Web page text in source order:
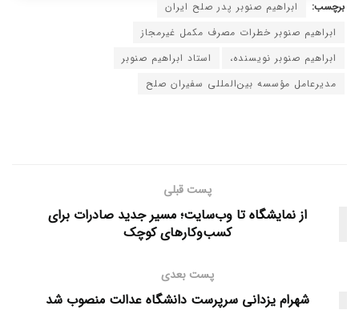
برچسب:
ابراهیم صنوبر پدر صلح ایران
ابراهیم صنوبر خطرات مصرف مکمل غیرمجاز
ابراهیم صنوبر نویسنده،
استاد ابراهیم صنوبر
مدیرعامل مؤسسه بین‌المللی سفیران صلح
پست قبلی
از نمایشگاه تا وب‌سایت؛ مسیر جدید صادرات برای
کسب‌وکارهای کوچک
پست بعدی
شهرام یزدانی سرپرست دانشگاه عدالت منصوب شد